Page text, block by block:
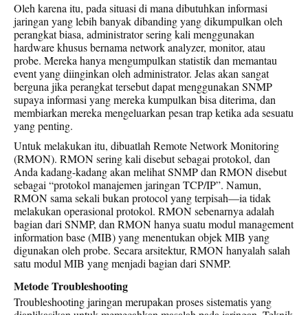
Oleh karena itu, pada situasi di mana dibutuhkan informasi
jaringan yang lebih banyak dibanding yang dikumpulkan oleh
perangkat biasa, administrator sering kali menggunakan
hardware khusus bernama network analyzer, monitor, atau
probe. Mereka hanya mengumpulkan statistik dan memantau
event yang diinginkan oleh administrator. Jelas akan sangat
berguna jika perangkat tersebut dapat menggunakan SNMP
supaya informasi yang mereka kumpulkan bisa diterima, dan
membiarkan mereka mengeluarkan pesan trap ketika ada sesuatu
yang penting.
Untuk melakukan itu, dibuatlah Remote Network Monitoring
(RMON). RMON sering kali disebut sebagai protokol, dan
Anda kadang-kadang akan melihat SNMP dan RMON disebut
sebagai “protokol manajemen jaringan TCP/IP”. Namun,
RMON sama sekali bukan protocol yang terpisah—ia tidak
melakukan operasional protokol. RMON sebenarnya adalah
bagian dari SNMP, dan RMON hanya suatu modul management
information base (MIB) yang menentukan objek MIB yang
digunakan oleh probe. Secara arsitektur, RMON hanyalah salah
satu modul MIB yang menjadi bagian dari SNMP.
Metode Troubleshooting
Troubleshooting jaringan merupakan proses sistematis yang